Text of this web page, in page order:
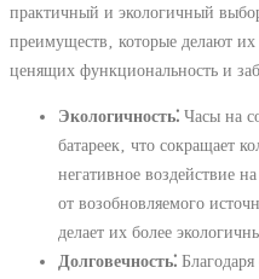
практичный и экологичный
преимуществ‚ которые делают
ценящих функциональность и
Экологичность⁚ Часы на
батареек‚ что сокращает
негативное воздействие
от возобновляемого
делает их более
Долговечность⁚